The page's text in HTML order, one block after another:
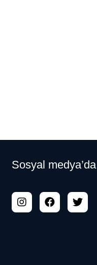
Sosyal medya’da